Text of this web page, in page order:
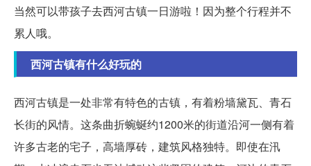
当然可以带孩子去西河古镇一日游啦！因为整个行程并不
累人哦。
西河古镇有什么好玩的
西河古镇是一处非常有特色的古镇，有着粉墙黛瓦、青石
长街的风情。这条曲折蜿蜒约1200米的街道沿河一侧有着
许多古老的宅子，高墙厚砖，建筑风格独特。即使在汛